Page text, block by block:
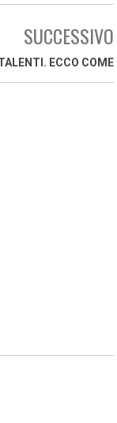
SUCCESSIVO
ECCO COME